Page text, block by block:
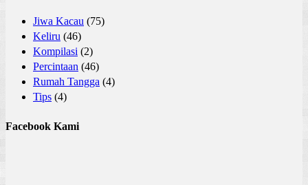
Jiwa Kacau (75)
Keliru (46)
Kompilasi (2)
Percintaan (46)
Rumah Tangga (4)
Tips (4)
Facebook Kami